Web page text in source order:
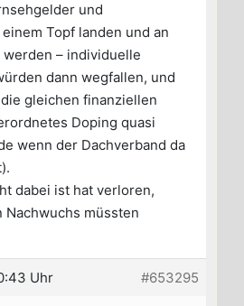
und
Topf landen und an
– individuelle
dann wegfallen, und
gleichen finanziellen
Doping quasi
wenn der Dachverband da
dabei ist hat verloren,
müssten
Uhr #653295